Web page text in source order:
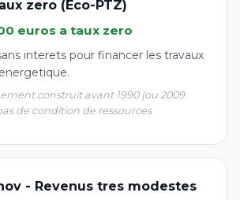
zero (Eco-PTZ)
euros a taux zero
interets pour financer les travaux
construit avant 1990 (ou 2009
de condition de ressources
- Revenus tres modestes